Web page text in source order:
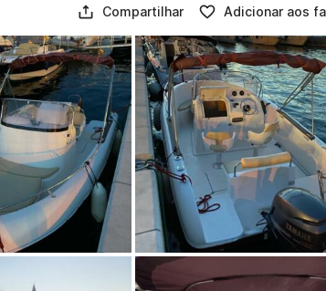
Compartilhar Adicionar aos